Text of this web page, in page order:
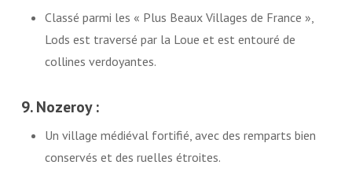
Classé parmi les « Plus Beaux Villages de France »,
Lods est traversé par la Loue et est entouré de
collines verdoyantes.
9. Nozeroy :
Un village médiéval fortifié, avec des remparts bien
conservés et des ruelles étroites.